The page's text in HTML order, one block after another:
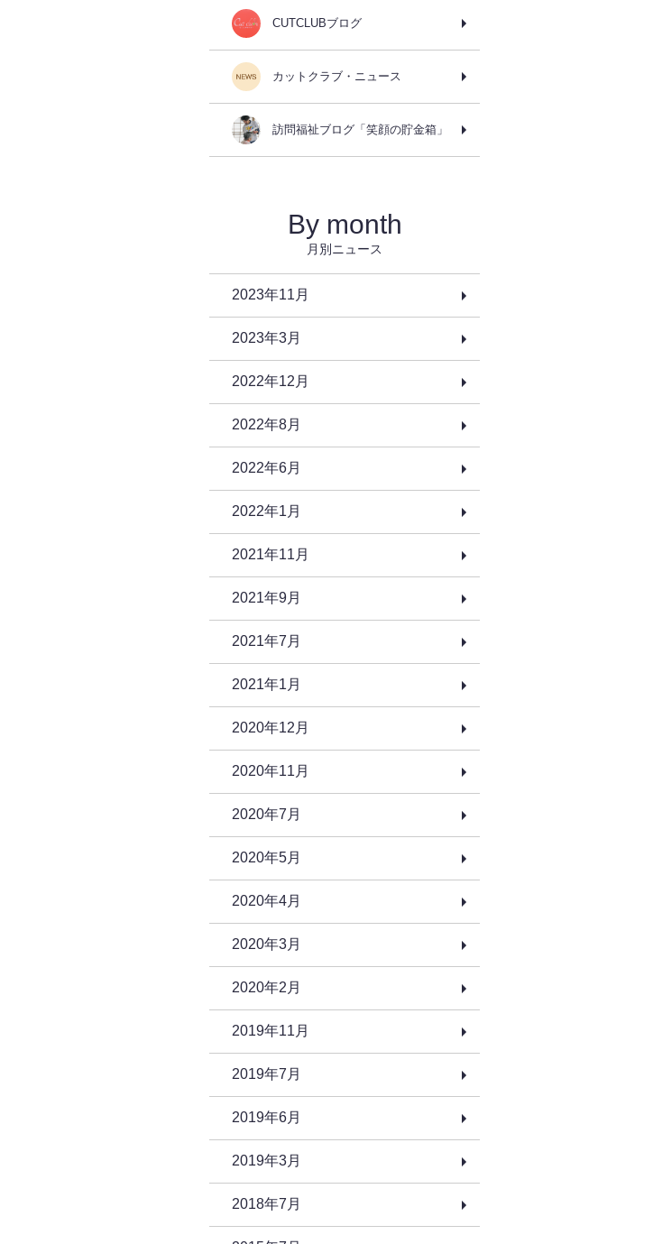
CUTCLUBブログ
カットクラブ・ニュース
訪問福祉ブログ「笑顔の貯金箱」
By month
月別ニュース
2023年11月
2023年3月
2022年12月
2022年8月
2022年6月
2022年1月
2021年11月
2021年9月
2021年7月
2021年1月
2020年12月
2020年11月
2020年7月
2020年5月
2020年4月
2020年3月
2020年2月
2019年11月
2019年7月
2019年6月
2019年3月
2018年7月